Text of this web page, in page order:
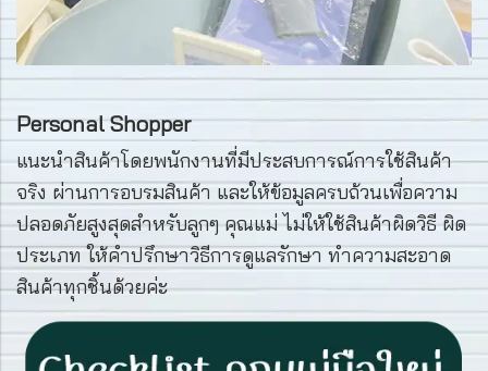
Personal Shopper
แนะนำสินค้าโดยพนักงานที่มีประสบการณ์การใช้สินค้า
จริง ผ่านการอบรมสินค้า และให้ข้อมูลครบถ้วนเพื่อความ
ปลอดภัยสูงสุดสำหรับลูกๆ คุณแม่ ไม่ให้ใช้สินค้าผิดวิธี ผิด
ประเภท ให้คำปรึกษาวิธีการดูแลรักษา ทำความสะอาด
สินค้าทุกชิ้นด้วยค่ะ